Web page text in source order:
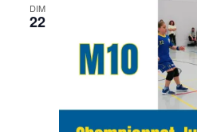
DIM
22